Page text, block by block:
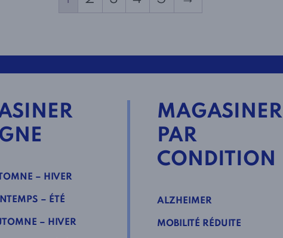
– HIVER
– ÉTÉ
– HIVER
MAGASINER
PAR
CONDITION
ALZHEIMER
MOBILITÉ RÉDUITE